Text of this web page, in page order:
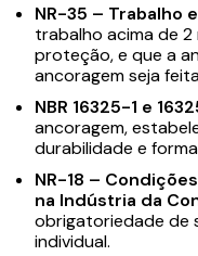
NR-35 – Trabalho
trabalho acima de
proteção, e que a
ancoragem seja
NBR 16325-1 e
ancoragem,
durabilidade e
NR-18 –
na Indústria da
obrigatoriedade de
individual.